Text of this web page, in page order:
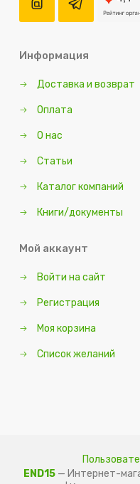
Информация
Доставка и возврат
Оплата
О нас
Статьи
Каталог компаний
Книги/документы
Мой аккаунт
Войти на сайт
Регистрация
Моя корзина
Список желаний
END15— Интернет-